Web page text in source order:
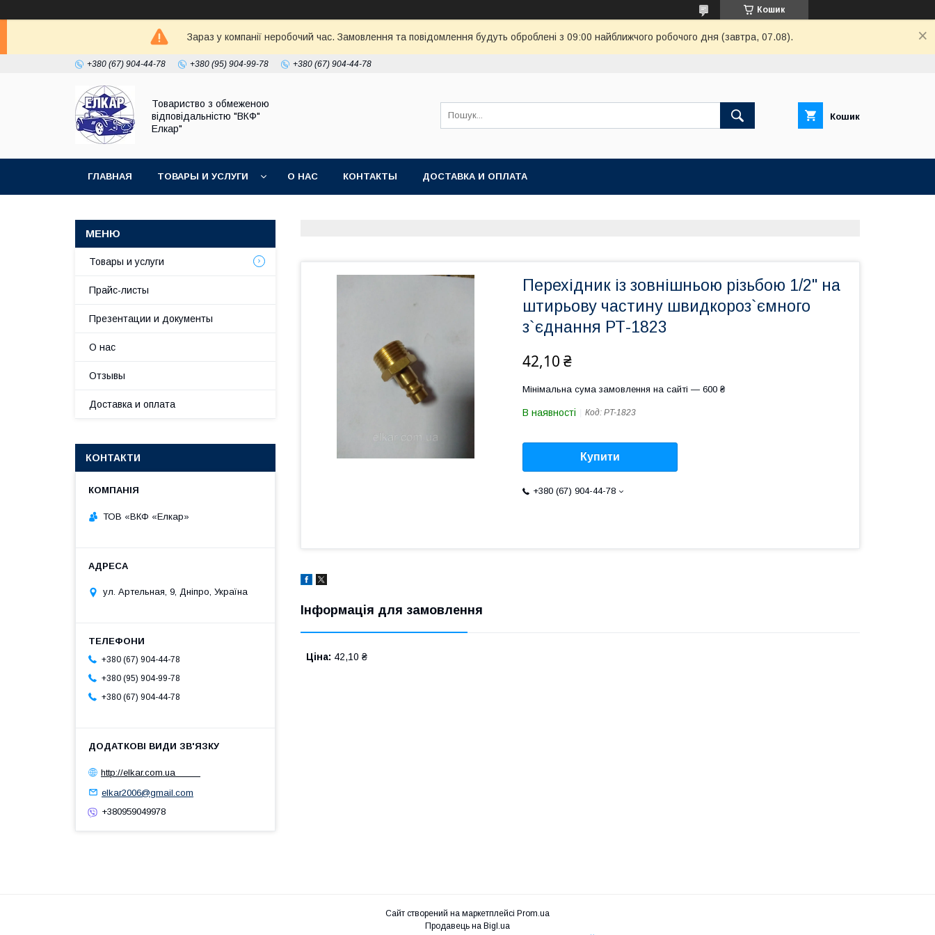
Кошик
Зараз у компанії неробочий час. Замовлення та повідомлення будуть оброблені з 09:00 найближчого робочого дня (завтра, 07.08).
+380 (67) 904-44-78 +380 (95) 904-99-78 +380 (67) 904-44-78
Товариство з обмеженою
відповідальністю "ВКФ"
Елкар"
Кошик
ГЛАВНАЯ ТОВАРЫ И УСЛУГИ О НАС КОНТАКТЫ ДОСТАВКА И ОПЛАТА
Перехідник із зовнішньою різьбою 1/2" на
штирьову частину швидкороз`ємного
з`єднання РТ-1823
42,10 ₴
Мінімальна сума замовлення на сайті — 600 ₴
В наявності Код: PT-1823
Купити
+380 (67) 904-44-78
Інформація для замовлення
Ціна: 42,10 ₴
Товары и услуги
Прайс-листы
Презентации и документы
О нас
Отзывы
Доставка и оплата
КОНТАКТИ
ТОВ «ВКФ «Елкар»
ул. Артельная, 9, Дніпро, Україна
+380 (67) 904-44-78
+380 (95) 904-99-78
+380 (67) 904-44-78
http://elkar.com.ua
elkar2006@gmail.com
+380959049978
Сайт створений на маркетплейсі Prom.ua
Продавець на Bigl.ua